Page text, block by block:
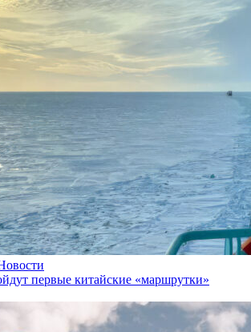
первые китайские «маршрутки»